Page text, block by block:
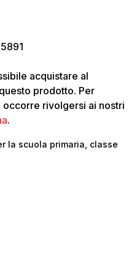
acquistare al
prodotto. Per
rivolgersi ai nostri
.
la scuola primaria, classe